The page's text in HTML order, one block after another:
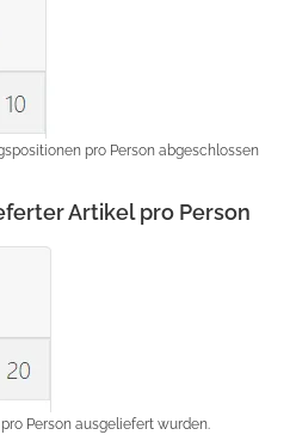
pro Person abgeschlossen
Artikel pro Person
Person ausgeliefert wurden.